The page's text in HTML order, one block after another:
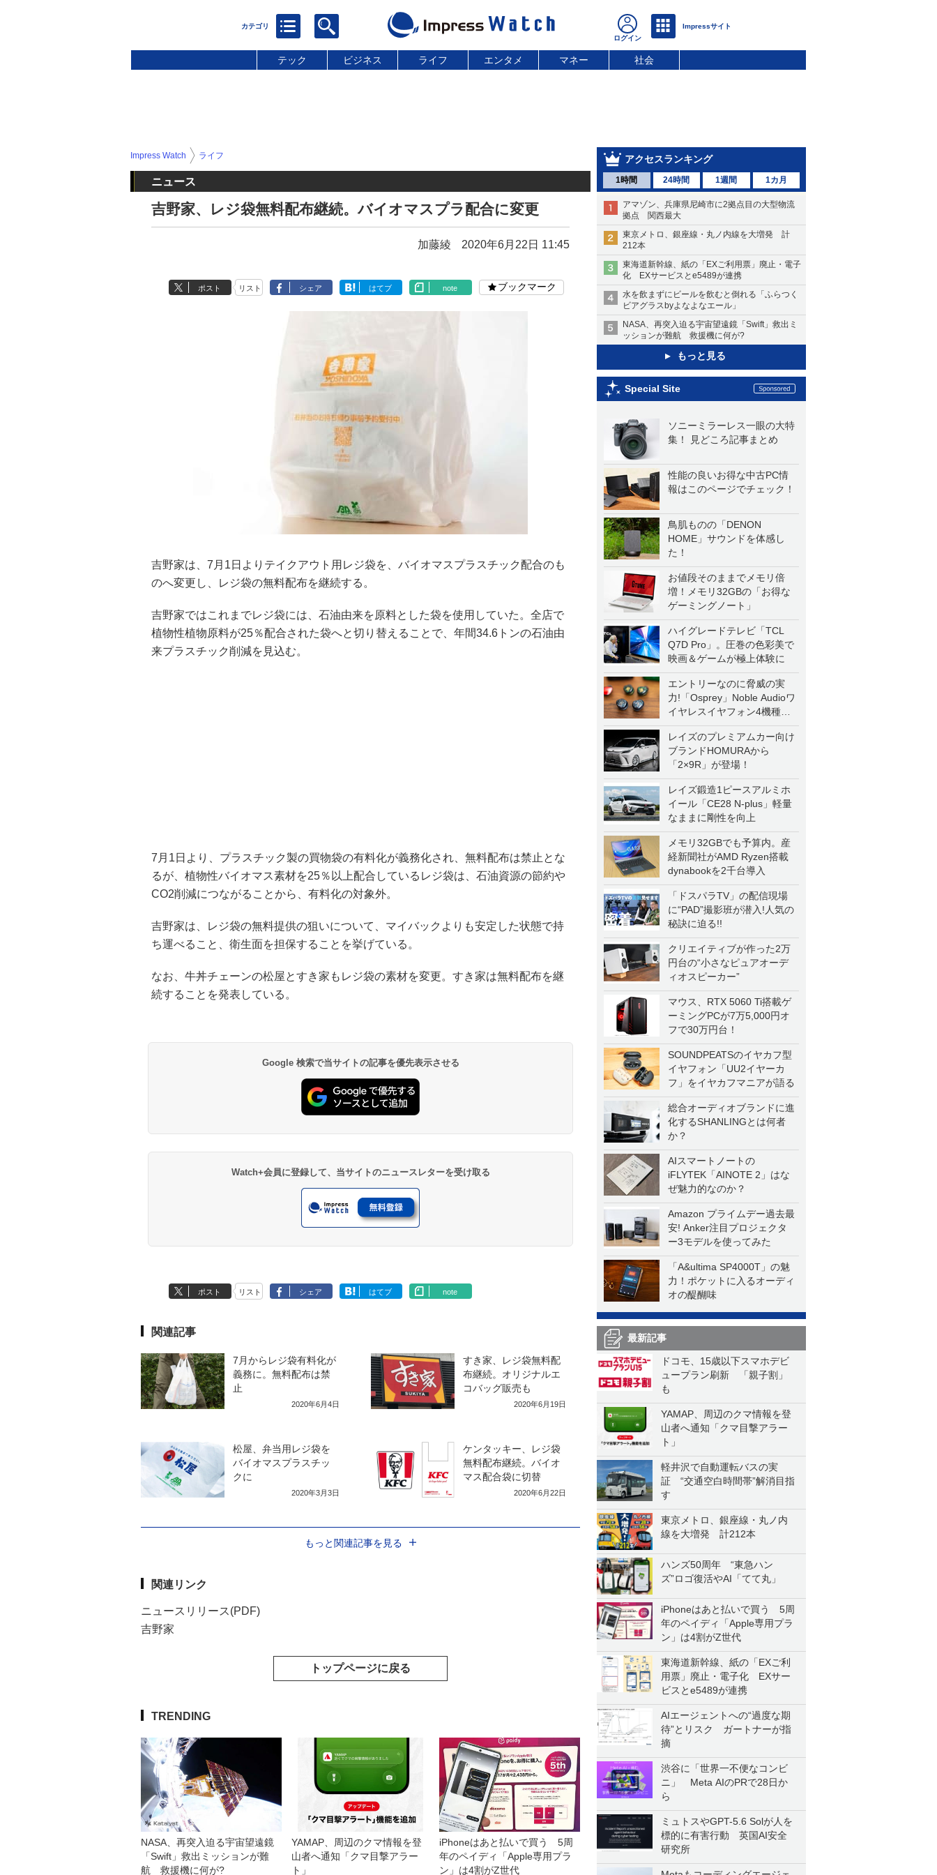
テック ビジネス ライフ エンタメ マネー 社会
アクセスランキング
1時間 24時間 1週間 1カ月
アマゾン、兵庫県尼崎市に2拠点目の大型物流
拠点 関西最大
東京メトロ、銀座線・丸ノ内線を大増発 計
212本
東海道新幹線、紙の「EXご利用票」廃止・電子
化 EXサービスとe5489が連携
水を飲まずにビールを飲むと倒れる「ふらつく
ビアグラスbyよなよなエール」
NASA、再突入迫る宇宙望遠鏡「Swift」救出ミ
ッションが難航 救援機に何が?
もっと見る
Special Site
ソニーミラーレス一眼の大特
集！ 見どころ記事まとめ
性能の良いお得な中古PC情
報はこのページでチェック！
鳥肌ものの「DENON
HOME」サウンドを体感し
た！
お値段そのままでメモリ倍
増！メモリ32GBの「お得な
ゲーミングノート」
ハイグレードテレビ「TCL
Q7D Pro」。圧巻の色彩美で
映画＆ゲームが極上体験に
エントリーなのに脅威の実
力!「Osprey」Noble Audioワ
イヤレスイヤフォン4機種を
一気に聴く
レイズのプレミアムカー向け
ブランドHOMURAから
「2×9R」が登場！
レイズ鍛造1ピースアルミホ
イール「CE28 N-plus」軽量
なままに剛性を向上
メモリ32GBでも予算内。産
経新聞社がAMD Ryzen搭載
dynabookを2千台導入
「ドスパラTV」の配信現場
に“PAD”撮影班が潜入!人気の
秘訣に迫る!!
クリエイティブが作った2万
円台の“小さなピュアオーデ
ィオスピーカー”
マウス、RTX 5060 Ti搭載ゲ
ーミングPCが7万5,000円オ
フで30万円台！
SOUNDPEATSのイヤカフ型
イヤフォン「UU2イヤーカ
フ」をイヤカフマニアが語る
総合オーディオブランドに進
化するSHANLINGとは何者
か？
AIスマートノートの
iFLYTEK「AINOTE 2」はな
ぜ魅力的なのか？
Amazon プライムデー過去最
安! Anker注目プロジェクタ
ー3モデルを使ってみた
「A&ultima SP4000T」の魅
力！ポケットに入るオーディ
オの醍醐味
最新記事
ドコモ、15歳以下スマホデビ
ュープラン刷新 「親子割」
も
YAMAP、周辺のクマ情報を登
山者へ通知「クマ目撃アラー
ト」
軽井沢で自動運転バスの実
証 “交通空白時間帯”解消目指
す
東京メトロ、銀座線・丸ノ内
線を大増発 計212本
ハンズ50周年 “東急ハン
ズ”ロゴ復活やAI「てて丸」
iPhoneはあと払いで買う 5周
年のペイディ「Apple専用プラ
ン」は4割がZ世代
東海道新幹線、紙の「EXご利
用票」廃止・電子化 EXサー
ビスとe5489が連携
AIエージェントへの“過度な期
待”とリスク ガートナーが指
摘
渋谷に「世界一不便なコンビ
ニ」 Meta AIのPRで28日か
ら
ミュトスやGPT-5.6 Solが人を
標的に有害行動 英国AI安全
研究所
Impress Watch ライフ
ニュース
吉野家、レジ袋無料配布継続。バイオマスプラ配合に変更
加藤綾 2020年6月22日 11:45
ポスト リスト シェア はてブ note ブックマーク
吉野家は、7月1日よりテイクアウト用レジ袋を、バイオマスプラスチック配合のも
のへ変更し、レジ袋の無料配布を継続する。
吉野家ではこれまでレジ袋には、石油由来を原料とした袋を使用していた。全店で
植物性植物原料が25％配合された袋へと切り替えることで、年間34.6トンの石油由
来プラスチック削減を見込む。
7月1日より、プラスチック製の買物袋の有料化が義務化され、無料配布は禁止とな
るが、植物性バイオマス素材を25％以上配合しているレジ袋は、石油資源の節約や
CO2削減につながることから、有料化の対象外。
吉野家は、レジ袋の無料提供の狙いについて、マイバックよりも安定した状態で持
ち運べること、衛生面を担保することを挙げている。
なお、牛丼チェーンの松屋とすき家もレジ袋の素材を変更。すき家は無料配布を継
続することを発表している。
Google 検索で当サイトの記事を優先表示させる
Watch+会員に登録して、当サイトのニュースレターを受け取る
ポスト リスト シェア はてブ note
関連記事
7月からレジ袋有料化が
義務に。無料配布は禁
止
2020年6月4日
すき家、レジ袋無料配
布継続。オリジナルエ
コバッグ販売も
2020年6月19日
松屋、弁当用レジ袋を
バイオマスプラスチッ
クに
2020年3月3日
ケンタッキー、レジ袋
無料配布継続。バイオ
マス配合袋に切替
2020年6月22日
もっと関連記事を見る
関連リンク
ニュースリリース(PDF)
吉野家
トップページに戻る
TRENDING
NASA、再突入迫る宇宙望遠鏡
「Swift」救出ミッションが難
航 救援機に何が?
YAMAP、周辺のクマ情報を登
山者へ通知「クマ目撃アラー
ト」
iPhoneはあと払いで買う 5周
年のペイディ「Apple専用プラ
ン」は4割がZ世代